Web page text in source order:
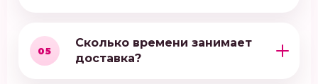
05
Сколько времени занимает
доставка?